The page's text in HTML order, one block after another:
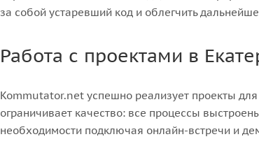
за собой устаревший код и облегчить
Работа с проектами в
Kommutator.net успешно реализует проекты для
ограничивает качество: все процессы
необходимости подключая онлайн-встречи и